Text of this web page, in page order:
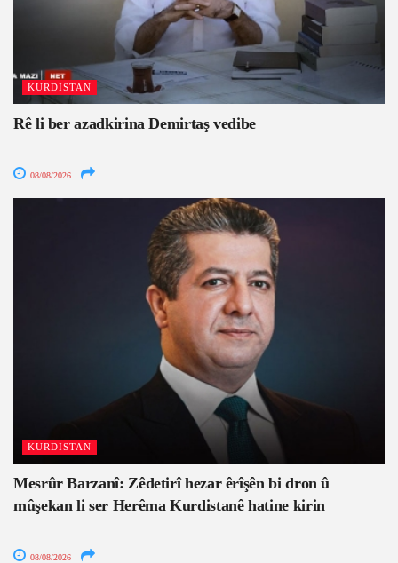
KURDISTAN
Rê li ber azadkirina Demirtaş vedibe
08/08/2026
KURDISTAN
Mesrûr Barzanî: Zêdetirî hezar êrîşên bi dron û
mûşekan li ser Herêma Kurdistanê hatine kirin
08/08/2026